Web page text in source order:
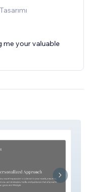
me your valuable